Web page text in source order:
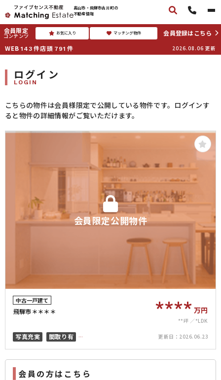
高山市・飛騨市古川町の
不動産情報
会員限定
コンテンツ お気に入り マッチング物件
会員登録はこちら
WEB 143 件店頭 791 件 2026.08.06 更新
ログイン
LOGIN
こちらの物件は会員様限定で公開している物件です。ログインす
ると物件の詳細情報がご覧いただけます。
会員限定公開物件
中古一戸建て
飛騨市＊＊＊＊ **** 万円
**坪 *LDK
写真充実
間取り有
更新日： 2026.06.23
会員の方はこちら